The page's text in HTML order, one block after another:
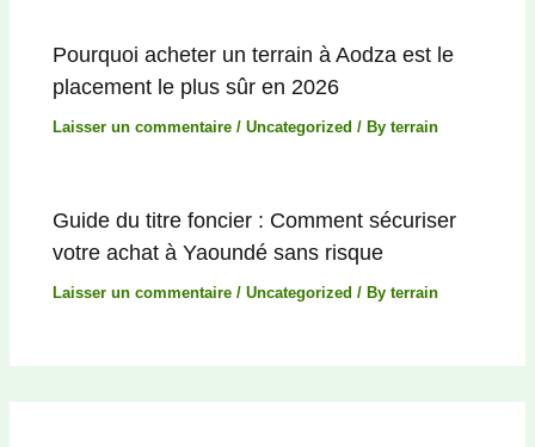
Pourquoi acheter un terrain à Aodza est le
placement le plus sûr en 2026
Laisser un commentaire /Uncategorized / Byterrain
Guide du titre foncier : Comment sécuriser
votre achat à Yaoundé sans risque
Laisser un commentaire /Uncategorized / Byterrain